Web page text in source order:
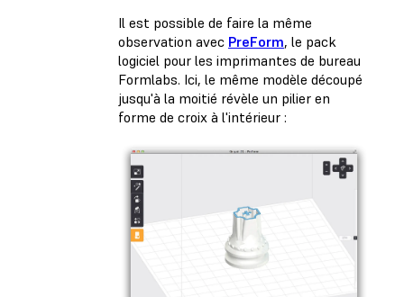
Il est possible de faire la même
observation avec PreForm, le pack
logiciel pour les imprimantes de bureau
Formlabs. Ici, le même modèle découpé
jusqu'à la moitié révèle un pilier en
forme de croix à l'intérieur :